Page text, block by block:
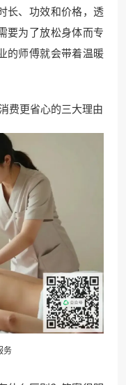
长、功效和价格，透
要为了放松身体而专
的师傅就会带着温暖
费更省心的三大理由
务